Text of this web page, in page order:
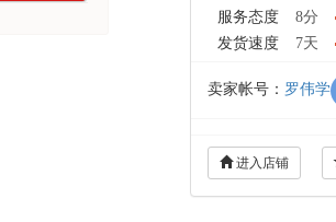
服务态度
8分
发货速度
7天
卖家帐号： 罗伟学
进入店铺